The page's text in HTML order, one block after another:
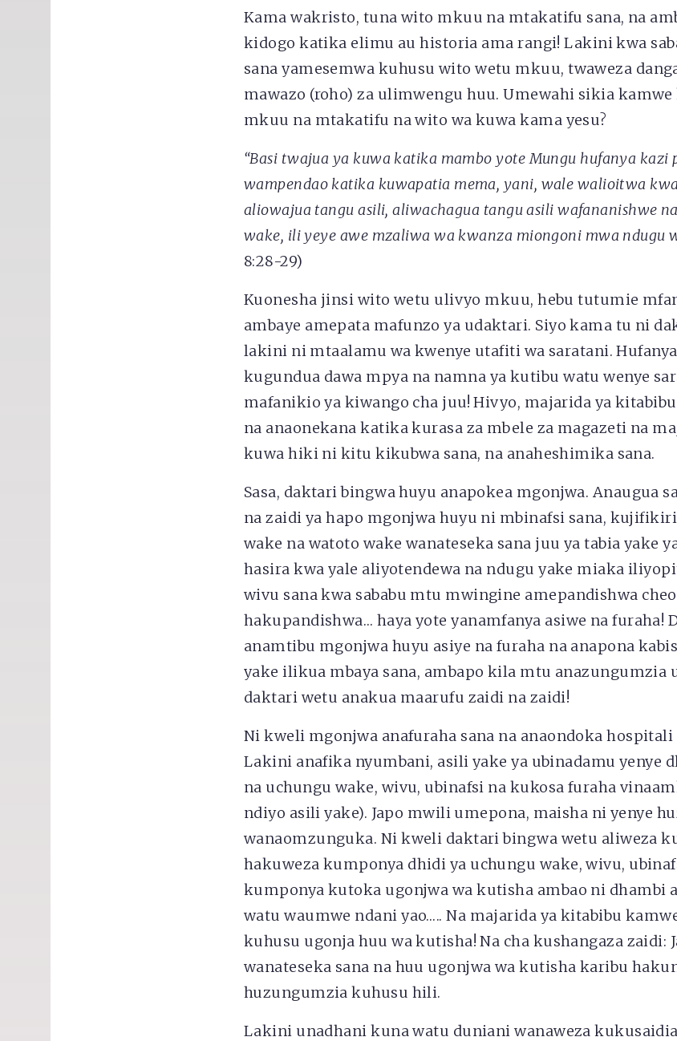
Kama wakristo, tuna wito mkuu na mtakatifu sana, na
kidogo katika elimu au historia ama rangi! Lakini kwa
sana yamesemwa kuhusu wito wetu mkuu, twaweza
mawazo (roho) za ulimwengu huu. Umewahi sikia
mkuu na mtakatifu na wito wa kuwa kama yesu?
“Basi twajua ya kuwa katika mambo yote Mungu hufanya kazi
wampendao katika kuwapatia mema, yani, wale walioitwa
aliowajua tangu asili, aliwachagua tangu asili wafananishwe
wake, ili yeye awe mzaliwa wa kwanza miongoni mwa ndugu
8:28-29)
Kuonesha jinsi wito wetu ulivyo mkuu, hebu tutumie
ambaye amepata mafunzo ya udaktari. Siyo kama tu ni
lakini ni mtaalamu wa kwenye utafiti wa saratani.
kugundua dawa mpya na namna ya kutibu watu wenye
mafanikio ya kiwango cha juu! Hivyo, majarida ya
na anaonekana katika kurasa za mbele za magazeti na
kuwa hiki ni kitu kikubwa sana, na anaheshimika sana.
Sasa, daktari bingwa huyu anapokea mgonjwa. Anaugua
na zaidi ya hapo mgonjwa huyu ni mbinafsi sana,
wake na watoto wake wanateseka sana juu ya tabia yake
hasira kwa yale aliyotendewa na ndugu yake miaka
wivu sana kwa sababu mtu mwingine amepandishwa
hakupandishwa… haya yote yanamfanya asiwe na furaha!
anamtibu mgonjwa huyu asiye na furaha na anapona
yake ilikua mbaya sana, ambapo kila mtu anazungumzia
daktari wetu anakua maarufu zaidi na zaidi!
Ni kweli mgonjwa anafuraha sana na anaondoka hospitali
Lakini anafika nyumbani, asili yake ya ubinadamu yenye
na uchungu wake, wivu, ubinafsi na kukosa furaha
ndiyo asili yake). Japo mwili umepona, maisha ni yenye
wanaomzunguka. Ni kweli daktari bingwa wetu aliweza
hakuweza kumponya dhidi ya uchungu wake, wivu,
kumponya kutoka ugonjwa wa kutisha ambao ni dhambi
watu waumwe ndani yao….. Na majarida ya kitabibu
kuhusu ugonja huu wa kutisha! Na cha kushangaza zaidi:
wanateseka sana na huu ugonjwa wa kutisha karibu
huzungumzia kuhusu hili.
Lakini unadhani kuna watu duniani wanaweza